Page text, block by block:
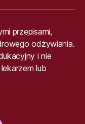
przepisami,
odżywiania.
i nie
lub